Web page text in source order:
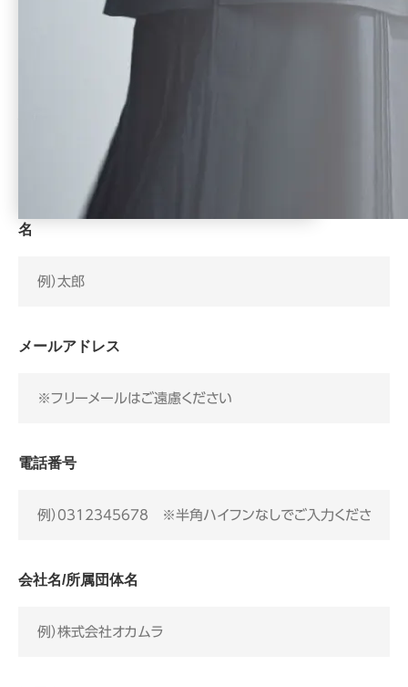
以下のフォームより、必要事項を入力し、「個人情報の取扱
いに同意して進む」ボタンをクリックしてください。
名
メールアドレス
電話番号
会社名/所属団体名